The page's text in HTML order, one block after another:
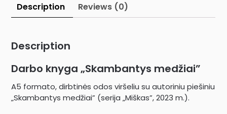
Description Reviews (0)
Description
Darbo knyga „Skambantys medžiai”
A5 formato, dirbtinės odos viršeliu su autoriniu piešiniu
„Skambantys medžiai” (serija „Miškas”, 2023 m.).